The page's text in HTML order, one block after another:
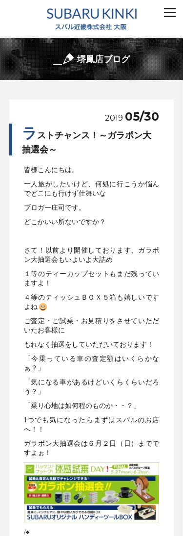
堺鳳店ブログ
2019 05/30
ラ ストチャンス！～ガラポン大
抽選会～
皆様こんにちは。
一人旅がしたいけど、何処に行こうか悩ん
でどこにも行けず仕舞いな
ブロガー庄司です。
どこかいい所ないですか？
さて！以前より開催しております、ガラポ
ン大抽選会もいよいよ大詰め
１等のティーカップセットもまだ残ってい
ますよ！
４等のティッシュＢＯＸ５箱も嬉しいです
よね
ご査定・ご試乗・お見積りをさせていただ
いたお客様に
もれなく抽選をしていただいております！
「今乗っている車の査定額はいくらかな
ぁ？」
「気になる車があるけどいくらくらいだろ
う？」
「乗り心地は如何程のものか・・？」
1つでも気になったらまずはスバルのお店
へ！！
ガラポン大抽選会は６月２日（日）までで
すよぉ！
/♣